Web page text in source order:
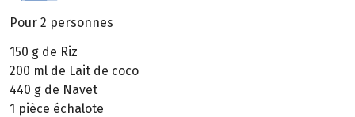
Pour 2 personnes
150 g de Riz
200 ml de Lait de coco
440 g de Navet
1 pièce échalote